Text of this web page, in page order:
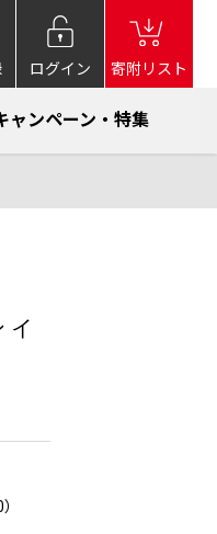
ログイン 寄附リスト
ャンペーン・特集
イ